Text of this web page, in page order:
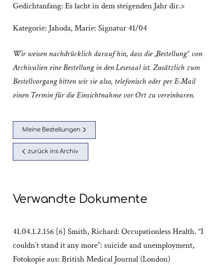
Gedichtanfang: Es lacht in dem steigenden Jahr dir.>
Kategorie: Jahoda, Marie: Signatur 41/04
Wir weisen nachdrücklich darauf hin, dass die „Bestellung“ von
Archivalien eine Bestellung in den Lesesaal ist. Zusätzlich zum
Bestellvorgang bitten wir sie also, telefonisch oder per E-Mail
einen Termin für die Einsichtnahme vor Ort zu vereinbaren.
Meine Bestellungen
zurück ins Archiv
Verwandte Dokumente
41.04.1.2.156 [6] Smith, Richard: Occupationless Health. “I
couldn’t stand it any more”: suicide and unemployment,
Fotokopie aus: British Medical Journal (London)